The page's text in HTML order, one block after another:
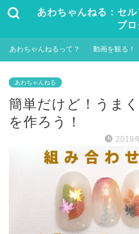
あわちゃんねる：セ
ブ
あわちゃんねるって？ 動画を観る！
あわちゃんねる
簡単だけど！うま
を作ろう！
2019